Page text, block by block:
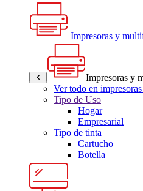
Impresoras y
Impresoras y
Ver todo en
Tipo de Uso
Hogar
Empresarial
Tipo de tinta
Cartucho
Botella